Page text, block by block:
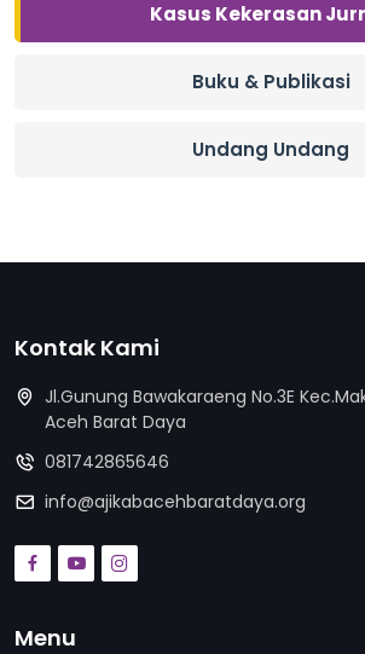
Kasus Kekerasan
Buku & Publikasi
Undang Undang
Kontak Kami
Jl.Gunung Bawakaraeng No.3E
Aceh Barat Daya
081742865646
info@ajikabacehbaratdaya.org
Menu